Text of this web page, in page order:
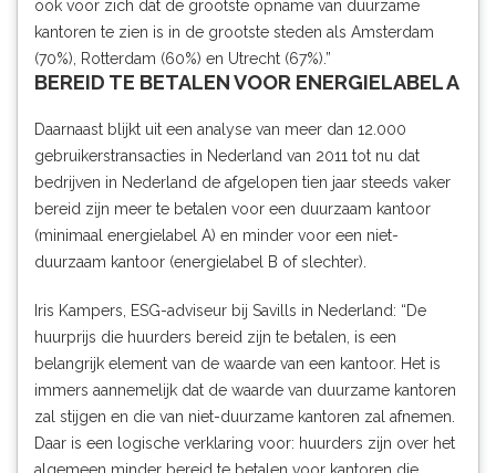
ook voor zich dat de grootste opname van duurzame
kantoren te zien is in de grootste steden als Amsterdam
(70%), Rotterdam (60%) en Utrecht (67%).”
BEREID TE BETALEN VOOR ENERGIELABEL A
Daarnaast blijkt uit een analyse van meer dan 12.000
gebruikerstransacties in Nederland van 2011 tot nu dat
bedrijven in Nederland de afgelopen tien jaar steeds vaker
bereid zijn meer te betalen voor een duurzaam kantoor
(minimaal energielabel A) en minder voor een niet-
duurzaam kantoor (energielabel B of slechter).
Iris Kampers, ESG-adviseur bij Savills in Nederland: “De
huurprijs die huurders bereid zijn te betalen, is een
belangrijk element van de waarde van een kantoor. Het is
immers aannemelijk dat de waarde van duurzame kantoren
zal stijgen en die van niet-duurzame kantoren zal afnemen.
Daar is een logische verklaring voor: huurders zijn over het
algemeen minder bereid te betalen voor kantoren die